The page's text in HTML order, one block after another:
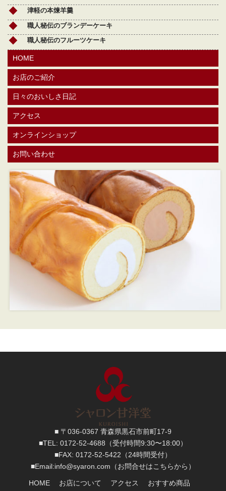
津軽の本煉羊羹
職人秘伝のブランデーケーキ
職人秘伝のフルーツケーキ
HOME
お店のご紹介
日々のおいしさ日記
アクセス
オンラインショップ
お問い合わせ
■ 〒036-0367 青森県黒石市前町17-9
■TEL: 0172-52-4688 （受付時間9:30〜18:00）
■FAX: 0172-52-5422 （24時間受付）
■Email:info@syaron.com （お問合せはこちらから）
HOME お店について アクセス
おすすめ商品